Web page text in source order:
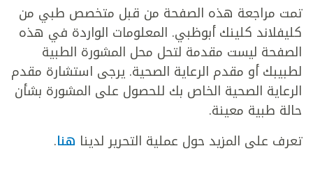
تمت مراجعة هذه الصفحة من قبل متخصص طبي من
كليفلاند كلينك أبوظبي. المعلومات الواردة في هذه
الصفحة ليست مقدمة لتحل محل المشورة الطبية
لطبيبك أو مقدم الرعاية الصحية. يرجى استشارة مقدم
الرعاية الصحية الخاص بك للحصول على المشورة بشأن
حالة طبية معينة.
تعرف على المزيد حول عملية التحرير لدينا هنا.